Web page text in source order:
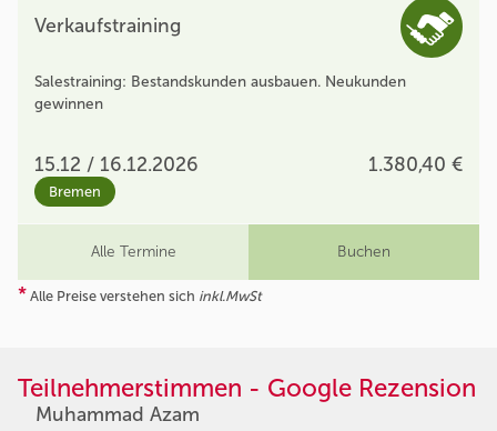
Verkaufstraining
Salestraining: Bestandskunden ausbauen. Neukunden
gewinnen
15.12 / 16.12.2026 1.380,40 €
Bremen
Alle Termine Buchen
* Alle Preise verstehen sich inkl.MwSt
Teilnehmerstimmen - Google Rezension
Muhammad Azam